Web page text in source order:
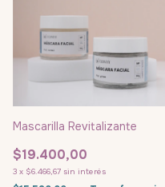
Mascarilla Revitalizante
$19.400,00
3 x $6.466,67 sin interés